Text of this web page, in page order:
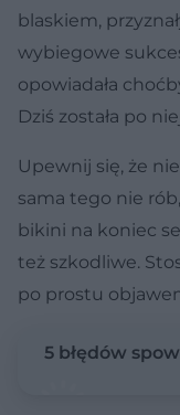
blaskiem,
wybiegowe
opowiadała
Dziś została po
Upewnij się, że
sama tego nie
bikini na koniec
też szkodliwe.
po prostu
5 błędów